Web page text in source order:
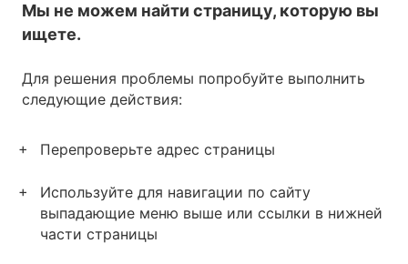
Мы не можем найти страницу, которую вы
ищете.
Для решения проблемы попробуйте выполнить
следующие действия:
Перепроверьте адрес страницы
Используйте для навигации по сайту
выпадающие меню выше или ссылки в нижней
части страницы